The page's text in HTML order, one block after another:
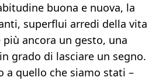
buona e nuova, la
superflui arredi della vita
ancora un gesto, una
grado di lasciare un segno.
a quello che siamo stati –